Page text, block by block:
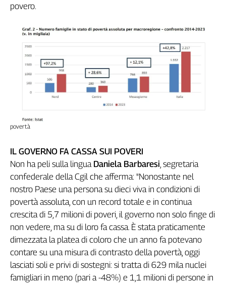
Collettiva
Economica
Inserti
Diffusa
InFlai
trasmissioni
tv
Work
in
Progress
L'Italia
nel
Lavoro
povero.
povertà
IL GOVERNO FA CASSA SUI POVERI
Non ha peli sulla lingua Daniela Barbaresi , segretaria
confederale della Cgil che afferma: "Nonostante nel
nostro Paese una persona su dieci viva in condizioni di
povertà assoluta, con un record totale e in continua
crescita di 5,7 milioni di poveri, il governo non solo finge di
non vedere, ma su di loro fa cassa. È stata praticamente
dimezzata la platea di coloro che un anno fa potevano
contare su una misura di contrasto della povertà, oggi
lasciati soli e privi di sostegni: si tratta di 629 mila nuclei
famigliari in meno (pari a -48%) e 1,1 milioni di persone in